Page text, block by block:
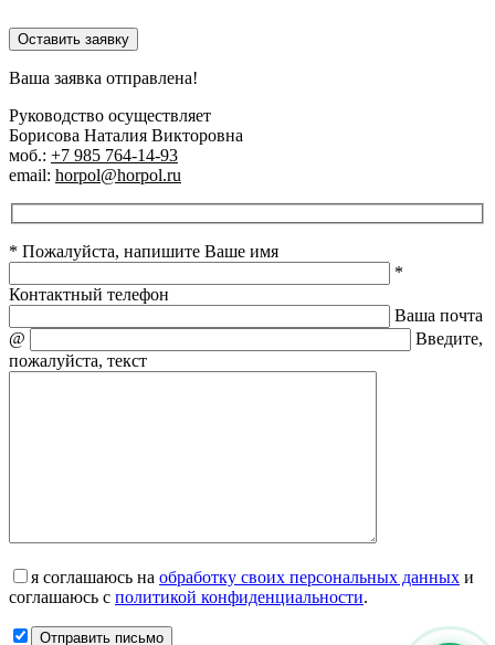
Оставить заявку
Ваша заявка отправлена!
Руководство осуществляет
Борисова Наталия Викторовна
моб.: +7 985 764-14-93
email: horpol@horpol.ru
* Пожалуйста, напишите Ваше имя
*
Контактный телефон
Ваша почта
@
Введите,
пожалуйста, текст
я соглашаюсь на обработку своих персональных данных и
соглашаюсь с политикой конфиденциальности.